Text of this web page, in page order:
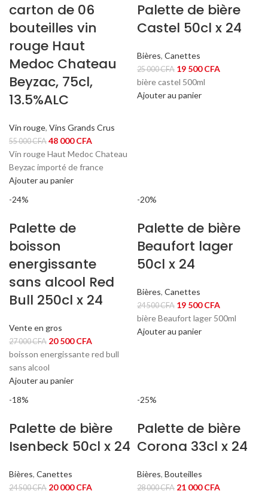
carton de 06
bouteilles vin
rouge Haut
Medoc Chateau
Beyzac, 75cl,
13.5%ALC
Vin rouge, Vins Grands Crus
55 000CFA Le
prix
initial
était :
48 000CFA
prix
actuel
Vin rouge Haut Medoc Chateau
Beyzac importé de france
Ajouter au panier
Palette de bière
Castel 50cl x 24
Bières, Canettes
25 000CFA Le
prix
initial
19 500CFA
bière castel 500ml
Ajouter au panier
-24%
Palette de
boisson
energissante
sans alcool Red
Bull 250cl x 24
Vente en gros
27 000CFA Le
prix
initial
était :
20 500CFA
prix
boisson energissante red bull
sans alcool
Ajouter au panier
-20%
Palette de bière
Beaufort lager
50cl x 24
Bières, Canettes
24 500CFA Le
prix
initial
19 500CFA
prix
bière Beaufort lager 500ml
Ajouter au panier
-18%
Palette de bière
Isenbeck 50cl x 24
Bières, Canettes
24 500CFA Le
20 000CFA
-25%
Palette de bière
Corona 33cl x 24
Bières, Bouteilles
28 000CFA Le
21 000CFA